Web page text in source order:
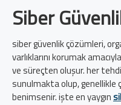
Siber
siber güvenlik çözümleri,
varlıklarını korumak
ve süreçten oluşur. her
sunulmakta olup, genellikle
benimsenir. işte en yaygın